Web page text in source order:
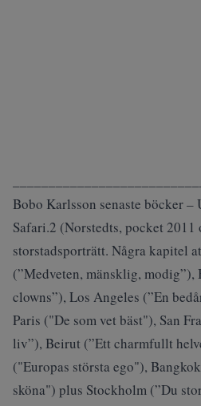
Bobo Karlsson senaste böcker –
Safari.2 (Norstedts, pocket
storstadsporträtt. Några kapitel
(”Medveten, mänsklig, modig”),
clowns”), Los Angeles (”En
Paris ("De som vet bäst"), San
liv”), Beirut (”Ett charmfullt
("Europas största ego"),
sköna") plus Stockholm (”Du